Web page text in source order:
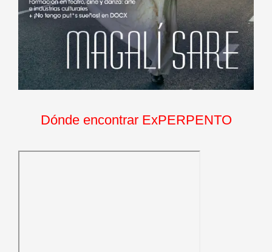
Dónde encontrar ExPERPENTO